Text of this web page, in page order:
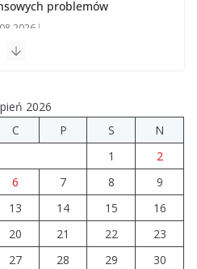
problemów
nawet do 300 tys. zł
urzędy skarbowe
nieczynne
2026
C P S
N
1
2
6 7 8
9
13 14 15
16
20 21 22
23
27 28 29
30